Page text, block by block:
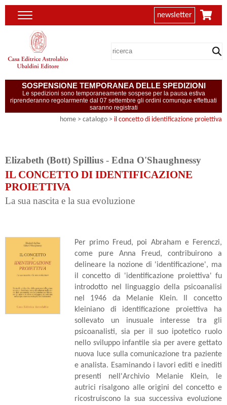
newsletter
SOSPENSIONE TEMPORANEA DELLE SPEDIZIONI
Le spedizioni sono temporaneamente sospese per la pausa estiva
riprenderanno regolarmente dal 07 settembre gli ordini comunque effettuati
saranno registrati
home > catalogo > il concetto di identificazione proiettiva
Elizabeth (Bott) Spillius - Edna O'Shaughnessy
IL CONCETTO DI IDENTIFICAZIONE
PROIETTIVA
La sua nascita e la sua evoluzione
Per primo Freud, poi Abraham e Ferenczi,
come pure Anna Freud, contribuirono a
delineare la nozione di 'identificazione', ma
il concetto di 'identificazione proiettiva' fu
introdotto nel linguaggio della psicoanalisi
nel 1946 da Melanie Klein. Il concetto
kleiniano di identificazione proiettiva ha
sollevato un inusuale interesse tra gli
psicoanalisti, sia per il suo ipotetico ruolo
nello sviluppo infantile sia per avere gettato
nuova luce sulla comunicazione tra paziente
e analista. Esaminando i lavori editi e inediti
presenti nell'Archivio Melanie Klein, le
autrici risalgono alle origini del concetto e
ricostruiscono la sua successiva evoluzione